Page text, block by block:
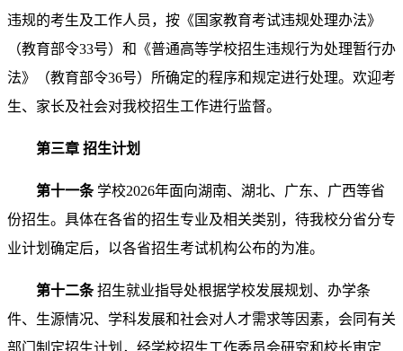
违规的考生及工作人员，按《国家教育考试违规处理办法》
（教育部令33号）和《普通高等学校招生违规行为处理暂行办
法》（教育部令36号）所确定的程序和规定进行处理。欢迎考
生、家长及社会对我校招生工作进行监督。
第三章 招生计划
第十一条学校2026年面向湖南、湖北、广东、广西等省
份招生。具体在各省的招生专业及相关类别，待我校分省分专
业计划确定后，以各省招生考试机构公布的为准。
第十二条招生就业指导处根据学校发展规划、办学条
件、生源情况、学科发展和社会对人才需求等因素，会同有关
部门制定招生计划，经学校招生工作委员会研究和校长审定